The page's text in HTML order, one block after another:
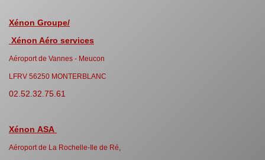
Xénon Groupe/
Xénon Aéro services
Aéroport de Vannes - Meucon
LFRV 56250 MONTERBLANC
02.52.32.75.61
Xénon ASA
Aéroport de La Rochelle-Ile de Ré,